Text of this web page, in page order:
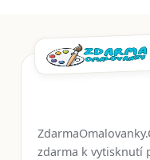
zdarma k vytisknutí